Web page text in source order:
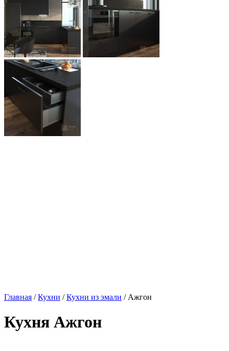
Главная /Кухни /Кухни из эмали / Ажгон
Кухня Ажгон